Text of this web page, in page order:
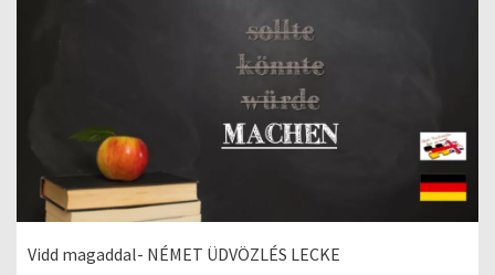
Vidd magaddal- NÉMET ÜDVÖZLÉS LECKE